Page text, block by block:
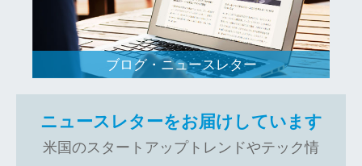
ブログ・ニュースレター
ニュースレターをお届けしています
米国のスタートアップトレンドやテック情